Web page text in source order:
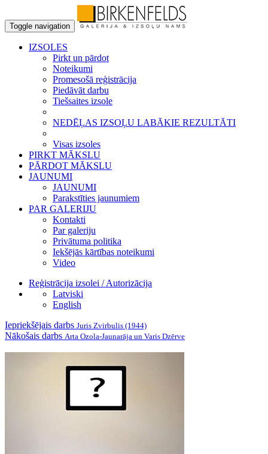
Toggle navigation
IZSOLES
Pirkt un pārdot
Noteikumi
Promesošā reģistrācija
Piedāvāt darbu
Tiešsaites izsole
NEDĒĻAS IZSOĻU LABĀKIE REZULTĀTI
Visas izsoles
PIRKT MĀKSLU
PĀRDOT MĀKSLU
JAUNUMI
JAUNUMI
Parakstīties jaunumiem
PAR GALERIJU
Kontakti
Par galeriju
Privātuma politika
Iekšējās kārtības noteikumi
Video
Reģistrācija izsolei / Autorizācija
Latviski
English
Iepriekšējais darbs Juris Zvirbulis (1944)
Nākošais darbs Arta Ozola-Jaunarāja un Varis Dzērve